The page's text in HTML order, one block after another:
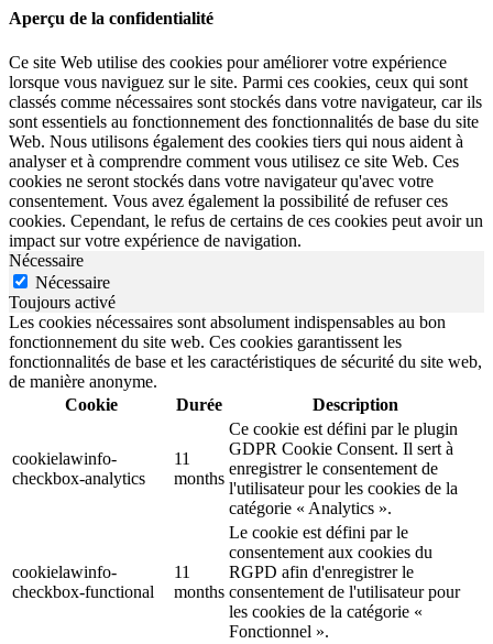
Aperçu de la confidentialité
Ce site Web utilise des cookies pour améliorer votre expérience
lorsque vous naviguez sur le site. Parmi ces cookies, ceux qui sont
classés comme nécessaires sont stockés dans votre navigateur, car ils
sont essentiels au fonctionnement des fonctionnalités de base du site
Web. Nous utilisons également des cookies tiers qui nous aident à
analyser et à comprendre comment vous utilisez ce site Web. Ces
cookies ne seront stockés dans votre navigateur qu'avec votre
consentement. Vous avez également la possibilité de refuser ces
cookies. Cependant, le refus de certains de ces cookies peut avoir un
impact sur votre expérience de navigation.
Nécessaire
Nécessaire
Toujours activé
Les cookies nécessaires sont absolument indispensables au bon
fonctionnement du site web. Ces cookies garantissent les
fonctionnalités de base et les caractéristiques de sécurité du site web,
de manière anonyme.
Cookie
Durée Description
cookielawinfo-
checkbox-analytics
11
months
Ce cookie est défini par le plugin
GDPR Cookie Consent. Il sert à
enregistrer le consentement de
l'utilisateur pour les cookies de la
catégorie « Analytics ».
cookielawinfo-
checkbox-functional
11
months
Le cookie est défini par le
consentement aux cookies du
RGPD afin d'enregistrer le
consentement de l'utilisateur pour
les cookies de la catégorie «
Fonctionnel ».